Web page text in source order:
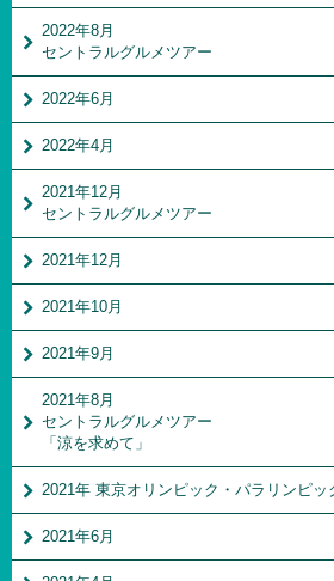
2022年8月
セントラルグルメツアー
2022年6月
2022年4月
2021年12月
セントラルグルメツアー
2021年12月
2021年10月
2021年9月
2021年8月
セントラルグルメツアー
「涼を求めて」
2021年 東京オリンピック・パラリンピッ
2021年6月